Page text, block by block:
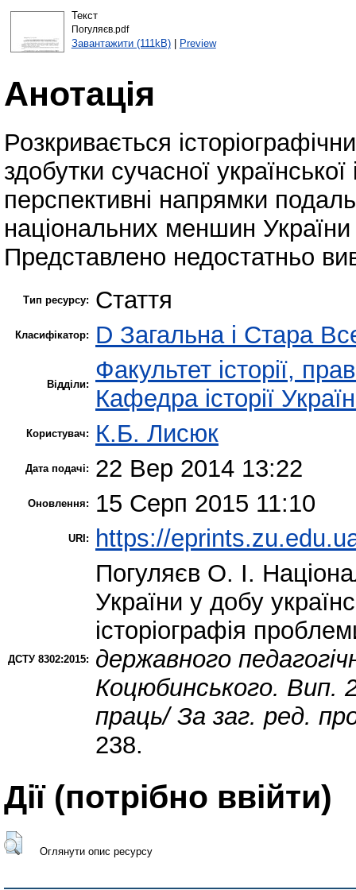
Текст
Погуляєв.pdf
Завантажити (111kB)| Preview
Анотація
Розкривається
здобутки сучасної
перспективні напрямки
національних меншин України
Представлено недостатньо
Тип ресурсу: Стаття
Класифікатор: D Загальна і Стара
Відділи:
Факультет історії,
Кафедра історії
Користувач: К.Б. Лисюк
Дата подачі: 22 Вер 2014 13:22
Оновлення: 15 Серп 2015 11:10
URI: https://
ДСТУ 8302:2015:
Погуляєв О. І.
України у добу
історіографія
державного
Коцюбинського. Вип.
праць/ За заг. ред.
238.
Дії ​​(потрібно ввійти)
Оглянути опис ресурсу